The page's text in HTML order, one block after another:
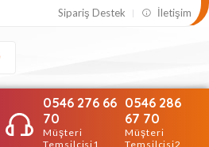
Sipariş Destek İletişim
0546 276 66
70
Müşteri
Temsilcisi1
0546 286
67 70
Müşteri
Temsilcisi2